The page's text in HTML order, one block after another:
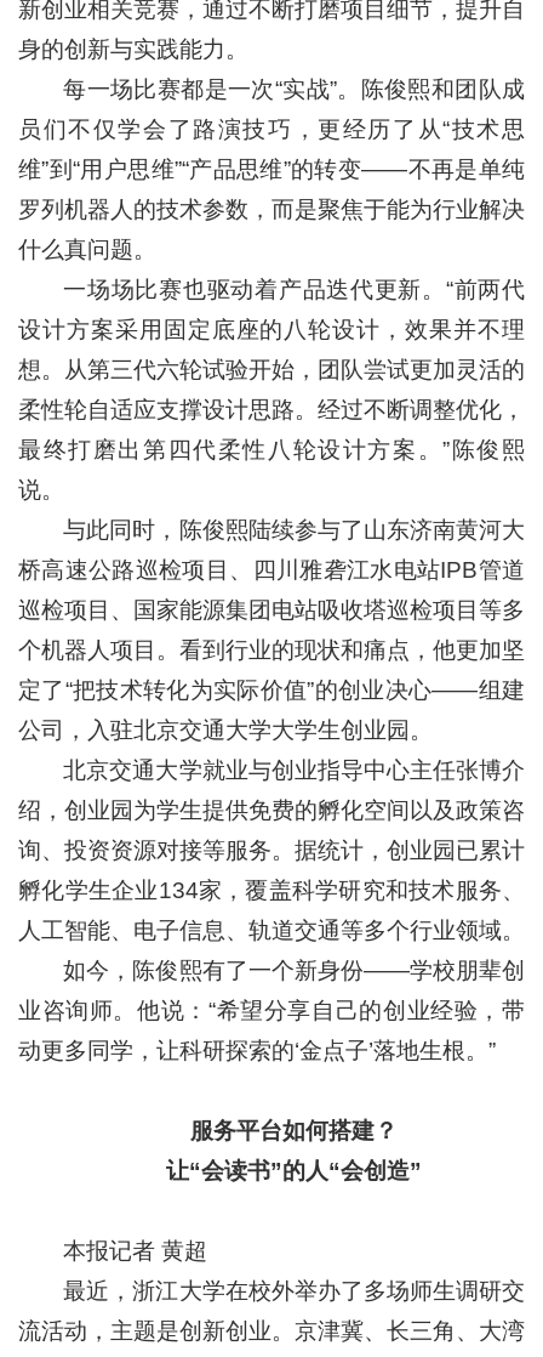
新创业相关竞赛，通过不断打磨项目细节，提升自
身的创新与实践能力。
每一场比赛都是一次“实战”。陈俊熙和团队成
员们不仅学会了路演技巧，更经历了从“技术思
维”到“用户思维”“产品思维”的转变——不再是单纯
罗列机器人的技术参数，而是聚焦于能为行业解决
什么真问题。
一场场比赛也驱动着产品迭代更新。“前两代
设计方案采用固定底座的八轮设计，效果并不理
想。从第三代六轮试验开始，团队尝试更加灵活的
柔性轮自适应支撑设计思路。经过不断调整优化，
最终打磨出第四代柔性八轮设计方案。”陈俊熙
说。
与此同时，陈俊熙陆续参与了山东济南黄河大
桥高速公路巡检项目、四川雅砻江水电站IPB管道
巡检项目、国家能源集团电站吸收塔巡检项目等多
个机器人项目。看到行业的现状和痛点，他更加坚
定了“把技术转化为实际价值”的创业决心——组建
公司，入驻北京交通大学大学生创业园。
北京交通大学就业与创业指导中心主任张博介
绍，创业园为学生提供免费的孵化空间以及政策咨
询、投资资源对接等服务。据统计，创业园已累计
孵化学生企业134家，覆盖科学研究和技术服务、
人工智能、电子信息、轨道交通等多个行业领域。
如今，陈俊熙有了一个新身份——学校朋辈创
业咨询师。他说：“希望分享自己的创业经验，带
动更多同学，让科研探索的‘金点子’落地生根。”
服务平台如何搭建？
让“会读书”的人“会创造”
本报记者 黄超
最近，浙江大学在校外举办了多场师生调研交
流活动，主题是创新创业。京津冀、长三角、大湾